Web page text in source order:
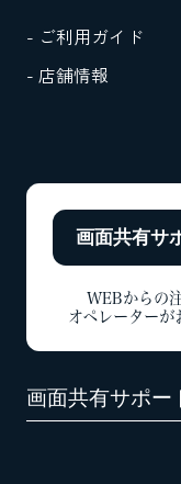
- ご利用ガイド
- 店舗情報
画面共有サ
WEBからの
オペレーターが
画面共有サポー